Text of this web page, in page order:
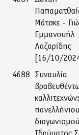
Μάτσκε -
Εμμανουήλ
Λαζαρίδης
[16/10/
4688
Συναυλία